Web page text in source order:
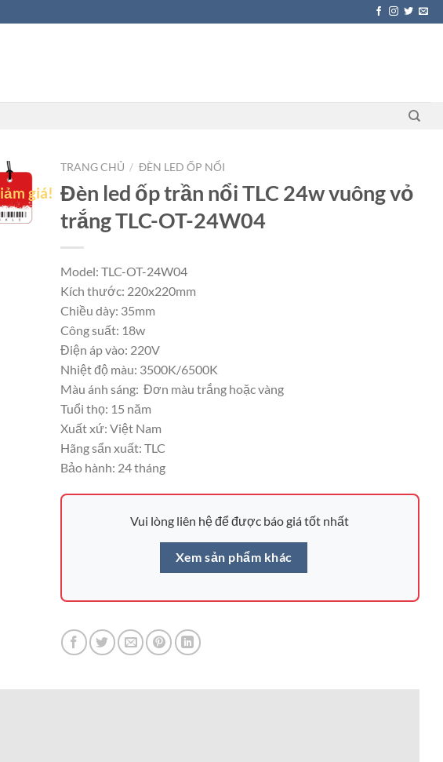
giá!
TRANG CHỦ / ĐÈN LED ỐP NỔI
Đèn led ốp trần nổi TLC 24w vuông vỏ
trắng TLC-OT-24W04
Model: TLC-OT-24W04
Kích thước: 220x220mm
Chiều dày: 35mm
Công suất: 18w
Điện áp vào: 220V
Nhiệt độ màu: 3500K/6500K
Màu ánh sáng: Đơn màu trắng hoặc vàng
Tuổi thọ: 15 năm
Xuất xứ: Việt Nam
Hãng sẩn xuất: TLC
Bảo hành: 24 tháng
Vui lòng liên hệ để được báo giá tốt nhất
Xem sản phẩm khác